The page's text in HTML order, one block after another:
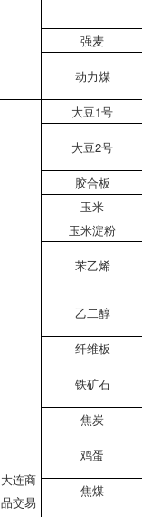
强麦
动力煤
大连商
品交易
大豆1号
大豆2号
胶合板
玉米
玉米淀粉
苯乙烯
乙二醇
纤维板
铁矿石
焦炭
鸡蛋
焦煤